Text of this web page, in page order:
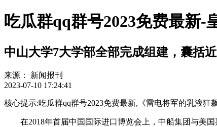
吃瓜群qq群号2023免费最新-
中山大学7大学部全部完成组建，囊括
来源：
新闻报刊
2023-07-10 17:24:41
核心提示:吃瓜群qq群号2023免费最新,《雷电将军的乳液狂
在2018年首届中国国际进口博览会上，中船集团与美